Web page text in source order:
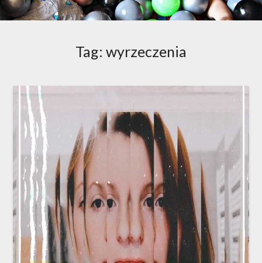
Tag: wyrzeczenia